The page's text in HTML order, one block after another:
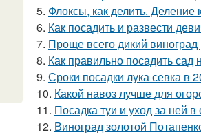
5. Флоксы, как делить. Деление
6. Как посадить и развести
7. Проще всего дикий
8. Как правильно посадить сад
9. Сроки посадки лука севка в
10. Какой навоз лучше для
11. Посадка туи и уход за ней
12. Виноград золотой